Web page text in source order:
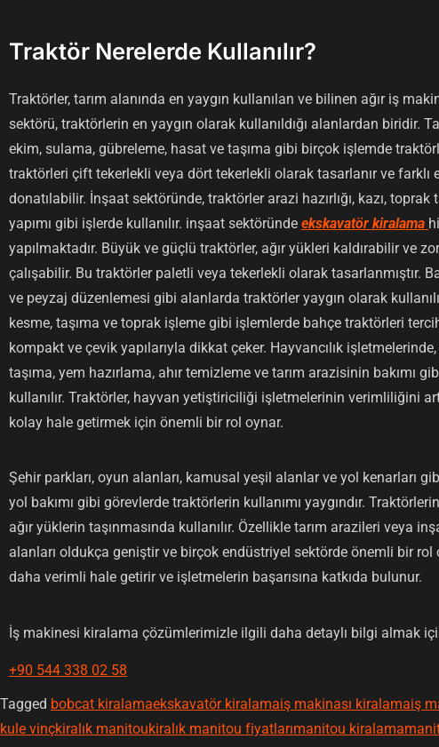
Traktör Nerelerde Kullanılır?
Traktörler, tarım alanında en yaygın kullanılan ve bilinen ağır iş
sektörü, traktörlerin en yaygın olarak kullanıldığı alanlardan biridir.
ekim, sulama, gübreleme, hasat ve taşıma gibi birçok işlemde
traktörleri çift tekerlekli veya dört tekerlekli olarak tasarlanır ve farklı
donatılabilir. İnşaat sektöründe, traktörler arazi hazırlığı, kazı, toprak
yapımı gibi işlerde kullanılır. inşaat sektöründe ekskavatör kiralama
yapılmaktadır. Büyük ve güçlü traktörler, ağır yükleri kaldırabilir ve
çalışabilir. Bu traktörler paletli veya tekerlekli olarak tasarlanmıştır.
ve peyzaj düzenlemesi gibi alanlarda traktörler yaygın olarak
kesme, taşıma ve toprak işleme gibi işlemlerde bahçe traktörleri
kompakt ve çevik yapılarıyla dikkat çeker. Hayvancılık
taşıma, yem hazırlama, ahır temizleme ve tarım arazisinin bakımı
kullanılır. Traktörler, hayvan yetiştiriciliği işletmelerinin verimliliğini
kolay hale getirmek için önemli bir rol oynar.
Şehir parkları, oyun alanları, kamusal yeşil alanlar ve yol kenarları
yol bakımı gibi görevlerde traktörlerin kullanımı yaygındır. Traktörlerin
ağır yüklerin taşınmasında kullanılır. Özellikle tarım arazileri veya
alanları oldukça geniştir ve birçok endüstriyel sektörde önemli bir rol
daha verimli hale getirir ve işletmelerin başarısına katkıda bulunur.
İş makinesi kiralama çözümlerimizle ilgili daha detaylı bilgi almak
+90 544 338 02 58
Tagged bobcat kiralamaekskavatör kiralamaiş makinası kiralamaiş
kule vinçkiralık manitoukiralık manitou fiyatlarımanitou kiralama